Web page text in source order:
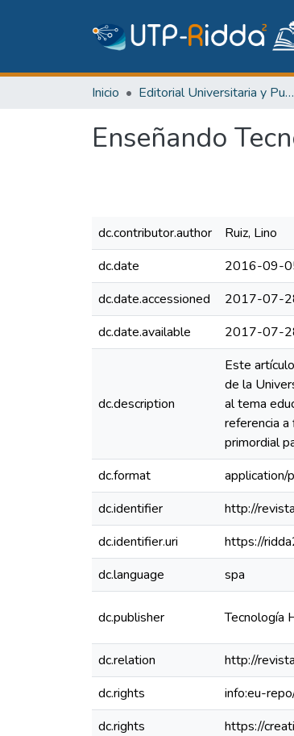
Inicio Editorial Universitaria y Publicaciones Seriadas
Enseñando
dc.contributor.author
Ruiz, Lino
dc.date
2016-09-
dc.date.accessioned
2017-07-
dc.date.available
2017-07-
dc.description
Este
de la
al tema
referencia
primordial
dc.format
application/
dc.identifier
http://
dc.identifier.uri
https://
dc.language
spa
dc.publisher Tecnología
dc.relation
http://
dc.rights
info:eu-
dc.rights
https://